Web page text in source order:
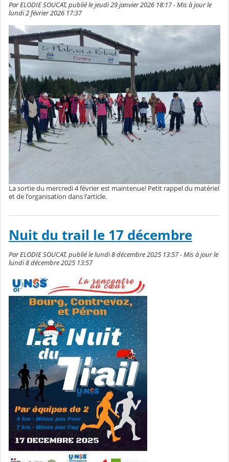
Par ELODIE SOUCAT, publié le jeudi 29 janvier 2026 18:17 - Mis à jour le
lundi 2 février 2026 17:37
La sortie du mercredi 4 février est maintenue! Petit rappel du matériel
et de l'organisation dans l'article.
Nuit du trail le 17 décembre
Par ELODIE SOUCAT, publié le lundi 8 décembre 2025 13:57 - Mis à jour le
lundi 8 décembre 2025 13:57